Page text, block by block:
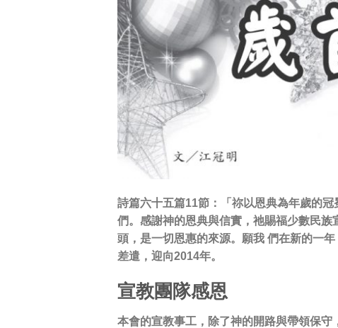
詩篇六十五篇11節：「祢以恩典為年歲的
們。感謝神的恩典與信實，祂賜福少數民
頭，是一切恩惠的來源。願我 們在新的一
差遣，迎向2014年。
宣教團隊感恩
本會的宣教事工，除了神的開路與帶領保